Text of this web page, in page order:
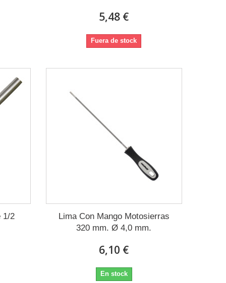
5,48 €
Fuera de stock
1/2
Lima Con Mango Motosierras
320 mm. Ø 4,0 mm.
6,10 €
En stock